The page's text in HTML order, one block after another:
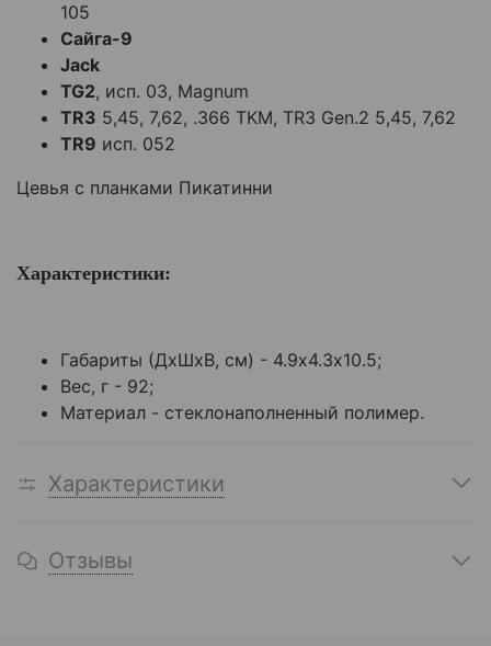
105
Сайга-9
Jack
TG2, исп. 03, Magnum
TR3 5,45, 7,62, .366 TKM, TR3 Gen.2 5,45, 7,62
TR9 исп. 052
Цевья с планками Пикатинни
Характеристики:
Габариты (ДхШхВ, см) - 4.9х4.3х10.5;
Вес, г - 92;
Материал - стеклонаполненный полимер.
Характеристики
Отзывы